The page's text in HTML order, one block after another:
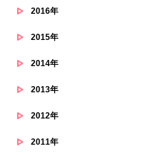
2016年
2015年
2014年
2013年
2012年
2011年